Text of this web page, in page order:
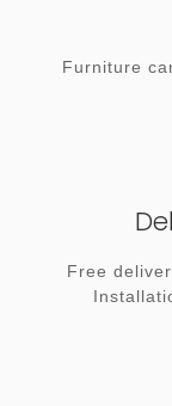
Furniture
Free